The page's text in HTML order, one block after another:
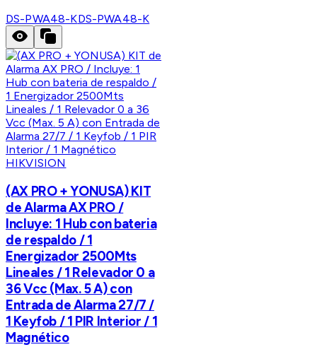
DS-PWA48-KDS-PWA48-K
HIKVISION
(AX PRO + YONUSA) KIT
de Alarma AX PRO /
Incluye: 1 Hub con bateria
de respaldo / 1
Energizador 2500Mts
Lineales / 1 Relevador 0 a
36 Vcc (Max. 5 A) con
Entrada de Alarma 27/7 /
1 Keyfob / 1 PIR Interior / 1
Magnético